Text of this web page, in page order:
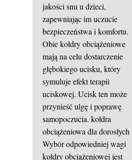
jakości snu u dzieci,
zapewniając im uczucie
bezpieczeństwa i komfortu.
Obie kołdry obciążeniowe
mają na celu dostarczenie
głębokiego ucisku, który
symuluje efekt terapii
uciskowej. Ucisk ten może
przynieść ulgę i poprawę
samopoczucia. kołdra
obciążeniowa dla dorosłych
Wybór odpowiedniej wagi
kołdry obciążeniowej jest